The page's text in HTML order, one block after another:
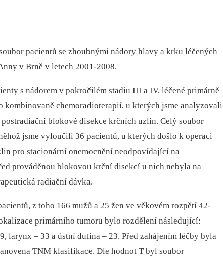
pacientů se zhoubnými nádory hlavy a krku léčených
v Brně v letech 2001-2008.
s nádorem v pokročilém stadiu III a IV, léčené primárně
chemoradioterapií, u kterých jsme analyzovali
blokové disekce krčních uzlin. Celý soubor
jsme vyloučili 36 pacientů, u kterých došlo k operaci
pro stacionární onemocnění neodpovídající na
prováděnou blokovou krční disekcí u nich nebyla na
radiační dávka.
z toho 166 mužů a 25 žen ve věkovém rozpětí 42-
primárního tumoru bylo rozdělení následující:
larynx –⁠ 33 a ústní dutina –⁠ 23. Před zahájením léčby byla
TNM klasifikace. Dle hodnot T byl soubor